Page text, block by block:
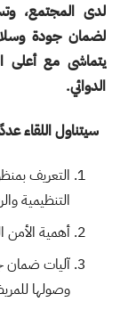
لدى المجتمع،
لضمان جودة
يتماشى مع أعلى
الدوائي.
سيتناول اللقاء
التعريف
التنظيمية
أهمية الأمن
آليات ضمان
وصولها